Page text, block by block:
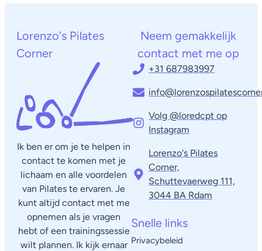
Lorenzo's Pilates
Corner
Ik ben er om je te helpen in
contact te komen met je
lichaam en alle voordelen
van Pilates te ervaren. Je
kunt altijd contact met me
opnemen als je vragen
hebt of een trainingssessie
wilt plannen. Ik kijk ernaar
Neem gemakkelijk
contact met me op
+31 687983997
Volg @loredcpt op
Instagram
Lorenzo's Pilates
Corner,
Schuttevaerweg 111,
3044 BA Rdam​
Snelle links
Privacybeleid